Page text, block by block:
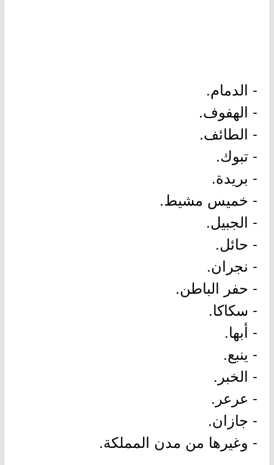
- الدمام.
- الهفوف.
- الطائف.
- تبوك.
- بريدة.
- خميس مشيط.
- الجبيل.
- حائل.
- نجران.
- حفر الباطن.
- سكاكا.
- أبها.
- ينبع.
- الخبر.
- عرعر.
- جازان.
- وغيرها من مدن المملكة.